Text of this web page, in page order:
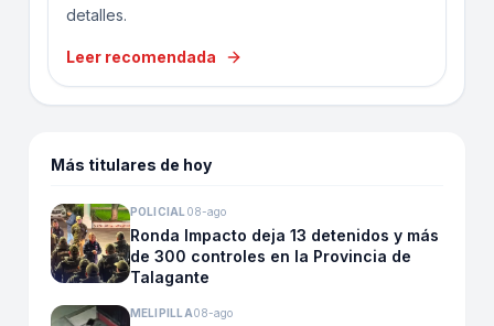
detalles.
Leer recomendada
Más titulares de hoy
POLICIAL 08-ago
Ronda Impacto deja 13 detenidos y más
de 300 controles en la Provincia de
Talagante
MELIPILLA08-ago